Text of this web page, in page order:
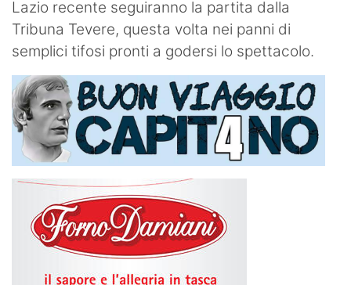
Lazio recente seguiranno la partita dalla
Tribuna Tevere, questa volta nei panni di
semplici tifosi pronti a godersi lo spettacolo.